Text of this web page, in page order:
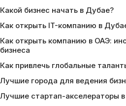
Какой бизнес начать в Дубае?
Как открыть IT-компанию в
Как открыть компанию в ОАЭ:
бизнеса
Как привлечь глобальные
Лучшие города для ведения
Лучшие стартап-акселераторы